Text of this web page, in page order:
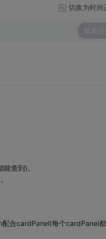
切换为时间
发表回
查到)。
合cardPanel(每个cardPanel